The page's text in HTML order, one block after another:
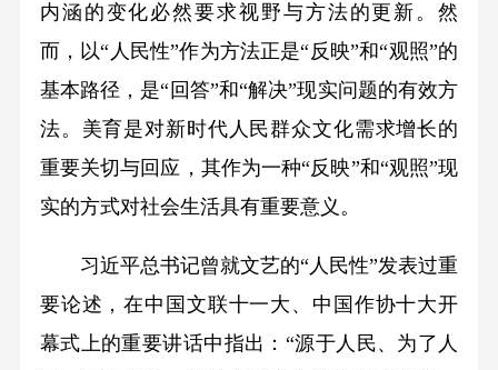
内涵的变化必然要求视野与方法的更新。然
而，以“人民性”作为方法正是“反映”和“观照”的
基本路径，是“回答”和“解决”现实问题的有效方
法。美育是对新时代人民群众文化需求增长的
重要关切与回应，其作为一种“反映”和“观照”现
实的方式对社会生活具有重要意义。
习近平总书记曾就文艺的“人民性”发表过重
要论述，在中国文联十一大、中国作协十大开
幕式上的重要讲话中指出：“源于人民、为了人